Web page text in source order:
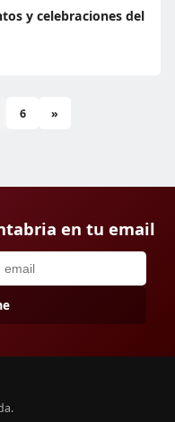
y celebraciones del
6 »
en tu email